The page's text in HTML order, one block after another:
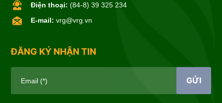
Điện thoại: (84-8) 39 325 234
E-mail: vrg@vrg.vn
ĐĂNG KÝ NHẬN TIN
Email (*) GỬI